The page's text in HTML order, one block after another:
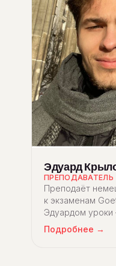
Эдуард
ПРЕПОДАВАТЕЛЬ
Преподаёт
к экзаменам
Эдуардом уроки
насмотренность
современным
Подробнее →